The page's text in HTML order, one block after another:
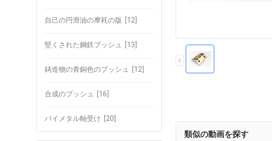
自己の円滑油の摩耗の版 [12]
堅くされた鋼鉄ブッシュ [13]
鋳造物の青銅色のブッシュ [12]
合成のブッシュ [16]
バイメタル軸受け [20]
類似の動画を探す